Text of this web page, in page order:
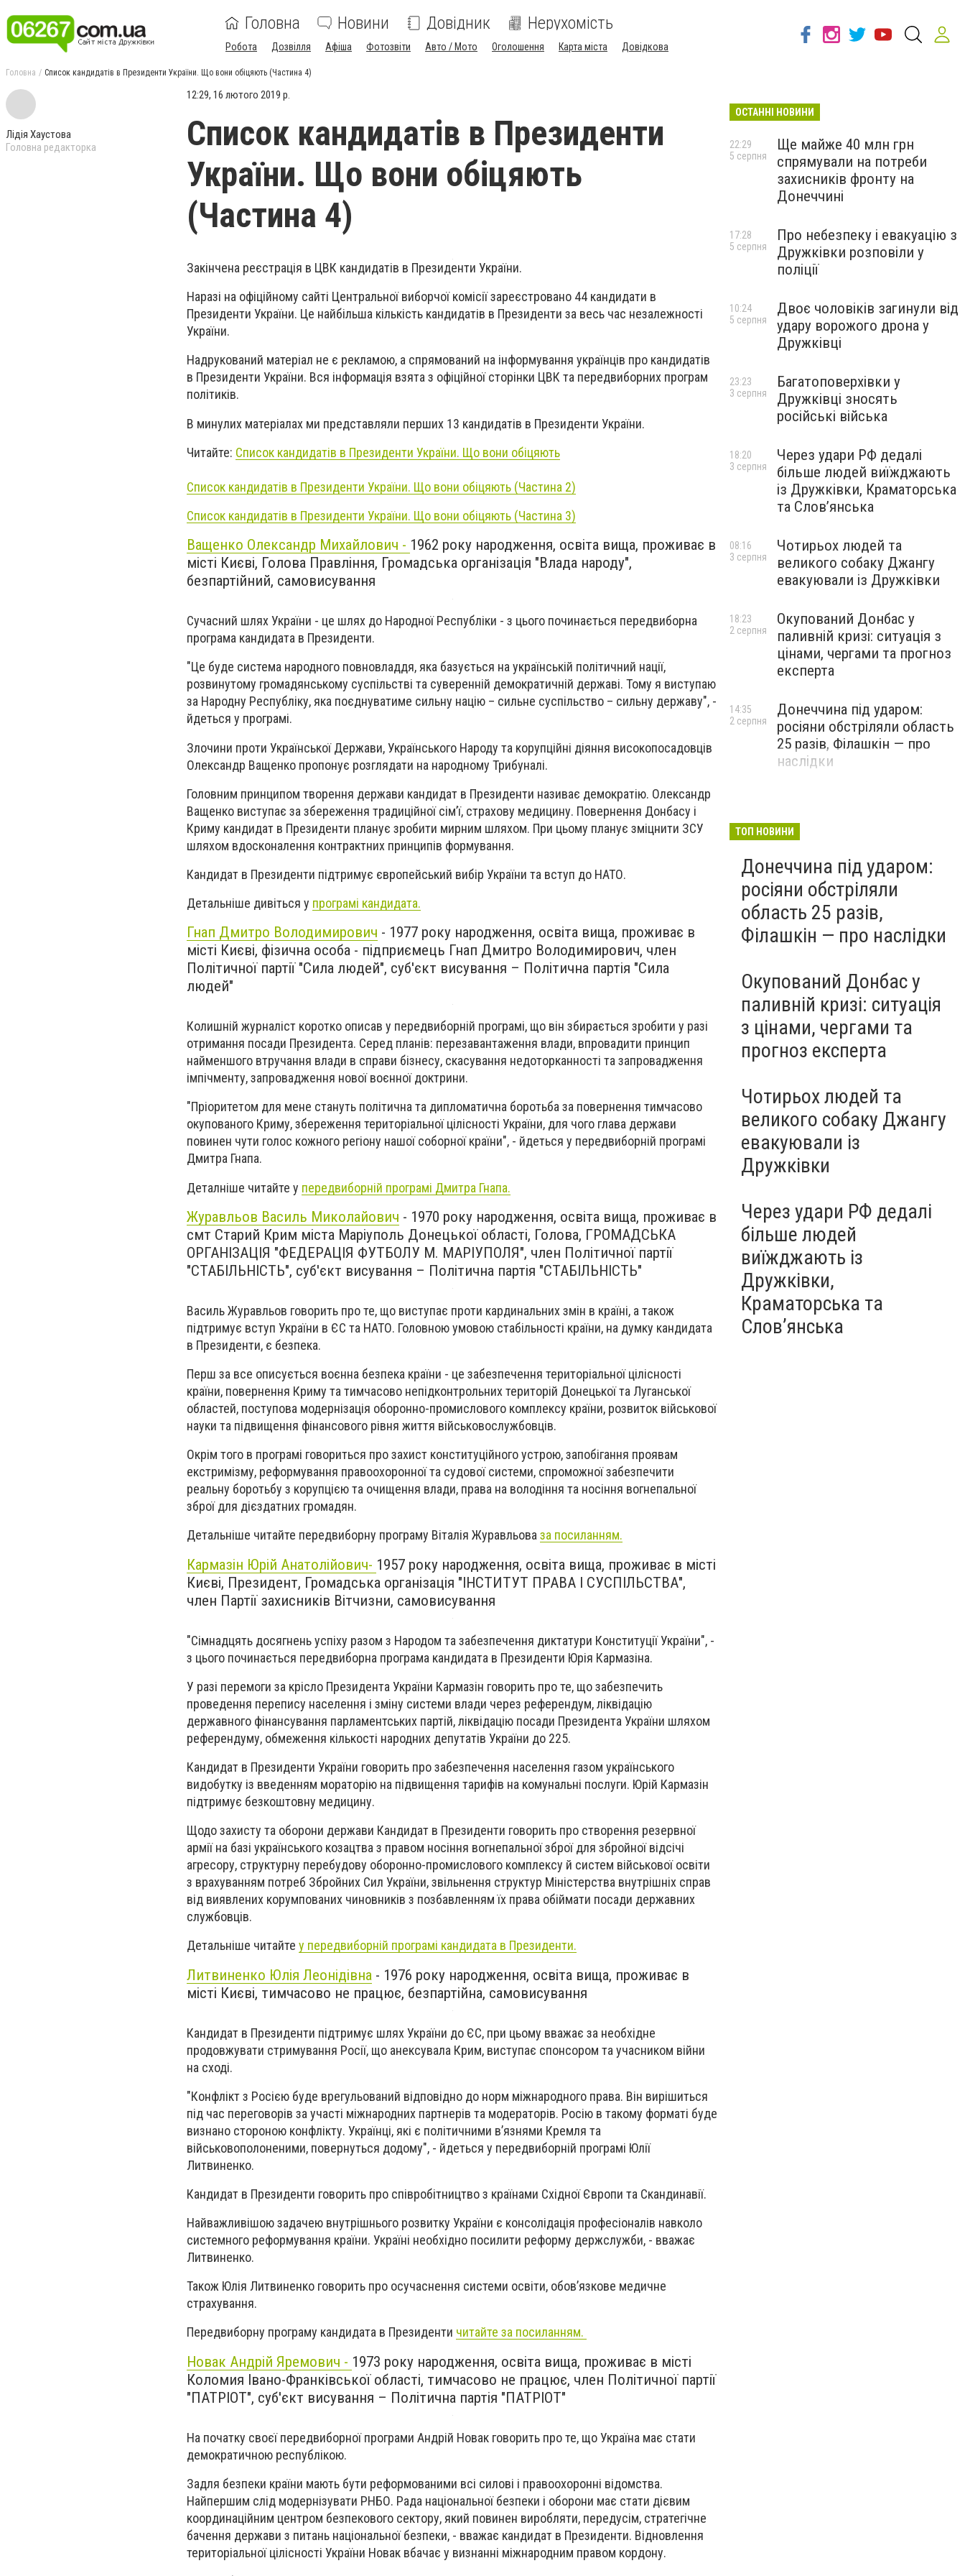
Головна Новини Довідник Нерухомість
Робота Дозвілля Афіша Фотозвіти Авто / Мото Оголошення Карта міста Довідкова
Головна Список кандидатів в Президенти України. Що вони обіцяють (Частина 4)
Лідія Хаустова
Головна редакторка
12:29, 16 лютого 2019 р.
Список кандидатів в Президенти
України. Що вони обіцяють
(Частина 4)
Закінчена реєстрація в ЦВК кандидатів в Президенти України.
Наразі на офіційному сайті Центральної виборчої комісії зареєстровано 44 кандидати в
Президенти України. Це найбільша кількість кандидатів в Президенти за весь час незалежності
України.
Надрукований матеріал не є рекламою, а спрямований на інформування українців про кандидатів
в Президенти України. Вся інформація взята з офіційної сторінки ЦВК та передвиборних програм
політиків.
В минулих матеріалах ми представляли перших 13 кандидатів в Президенти України.
Читайте: Список кандидатів в Президенти України. Що вони обіцяють
Список кандидатів в Президенти України. Що вони обіцяють (Частина 2)
Список кандидатів в Президенти України. Що вони обіцяють (Частина 3)
Ващенко Олександр Михайлович - 1962 року народження, освіта вища, проживає в
місті Києві, Голова Правління, Громадська організація "Влада народу",
безпартійний, cамовисування
Сучасний шлях України - це шлях до Народної Республіки - з цього починається передвиборна
програма кандидата в Президенти.
"Це буде система народного повновладдя, яка базується на українській політичний нації,
розвинутому громадянському суспільстві та суверенній демократичній державі. Тому я виступаю
за Народну Республіку, яка поєднуватиме сильну націю – сильне суспільство – сильну державу", -
йдеться у програмі.
Злочини проти Української Держави, Українського Народу та корупційні діяння високопосадовців
Олександр Ващенко пропонує розглядати на народному Трибуналі.
Головним принципом творення держави кандидат в Президенти називає демократію. Олександр
Ващенко виступає за збереження традиційної сім’ї, страхову медицину. Повернення Донбасу і
Криму кандидат в Президенти планує зробити мирним шляхом. При цьому планує зміцнити ЗСУ
шляхом вдосконалення контрактних принципів формування.
Кандидат в Президенти підтримує європейський вибір України та вступ до НАТО.
Детальніше дивіться у програмі кандидата.
Гнап Дмитро Володимирович - 1977 року народження, освіта вища, проживає в
місті Києві, фізична особа - підприємець Гнап Дмитро Володимирович, член
Політичної партії "Сила людей", суб'єкт висування – Політична партія "Сила
людей"
Колишній журналіст коротко описав у передвиборній програмі, що він збирається зробити у разі
отримання посади Президента. Серед планів: перезавантаження влади, впровадити принцип
найменшого втручання влади в справи бізнесу, скасування недоторканності та запровадження
імпічменту, запровадження нової воєнної доктрини.
"Пріоритетом для мене стануть політична та дипломатична боротьба за повернення тимчасово
окупованого Криму, збереження територіальної цілісності України, для чого глава держави
повинен чути голос кожного регіону нашої соборної країни", - йдеться у передвиборній програмі
Дмитра Гнапа.
Деталніше читайте у передвиборній програмі Дмитра Гнапа.
Журавльов Василь Миколайович - 1970 року народження, освіта вища, проживає в
смт Старий Крим міста Маріуполь Донецької області, Голова, ГРОМАДСЬКА
ОРГАНІЗАЦІЯ "ФЕДЕРАЦІЯ ФУТБОЛУ М. МАРІУПОЛЯ", член Політичної партії
"СТАБІЛЬНІСТЬ", суб'єкт висування – Політична партія "СТАБІЛЬНІСТЬ"
Василь Журавльов говорить про те, що виступає проти кардинальних змін в країні, а також
підтримує вступ України в ЄС та НАТО. Головною умовою стабільності країни, на думку кандидата
в Президенти, є безпека.
Перш за все описується воєнна безпека країни - це забезпечення територіальної цілісності
країни, повернення Криму та тимчасово непідконтрольних територій Донецької та Луганської
областей, поступова модернізація оборонно-промислового комплексу країни, розвиток військової
науки та підвищення фінансового рівня життя військовослужбовців.
Окрім того в програмі говориться про захист конституційного устрою, запобігання проявам
екстримізму, реформування правоохоронної та судової системи, спроможної забезпечити
реальну боротьбу з корупцією та очищення влади, права на володіння та носіння вогнепальної
зброї для дієздатних громадян.
Детальніше читайте передвиборну програму Віталія Журавльоваза посиланням.
Кармазін Юрій Анатолійович- 1957 року народження, освіта вища, проживає в місті
Києві, Президент, Громадська організація "ІНСТИТУТ ПРАВА І СУСПІЛЬСТВА",
член Партії захисників Вітчизни, cамовисування
"Сімнадцять досягнень успіху разом з Народом та забезпечення диктатури Конституції України", -
з цього починається передвиборна програма кандидата в Президенти Юрія Кармазіна.
У разі перемоги за крісло Президента України Кармазін говорить про те, що забезпечить
проведення перепису населення і зміну системи влади через референдум, ліквідацію
державного фінансування парламентських партій, ліквідацію посади Президента України шляхом
референдуму, обмеження кількості народних депутатів України до 225.
Кандидат в Президенти України говорить про забезпечення населення газом українського
видобутку із введенням мораторію на підвищення тарифів на комунальні послуги. Юрій Кармазін
підтримує безкоштовну медицину.
Щодо захисту та оборони держави Кандидат в Президенти говорить про створення резервної
армії на базі українського козацтва з правом носіння вогнепальної зброї для збройної відсічі
агресору, структурну перебудову оборонно-промислового комплексу й систем військової освіти
з врахуванням потреб Збройних Сил України, звільнення структур Міністерства внутрішніх справ
від виявлених корумпованих чиновників з позбавленням їх права обіймати посади державних
службовців.
Детальніше читайте у передвиборній програмі кандидата в Президенти.
Литвиненко Юлія Леонідівна - 1976 року народження, освіта вища, проживає в
місті Києві, тимчасово не працює, безпартійна, cамовисування
Кандидат в Президенти підтримує шлях України до ЄС, при цьому вважає за необхідне
продовжувати стримування Росії, що анексувала Крим, виступає спонсором та учасником війни
на сході.
"Конфлікт з Росією буде врегульований відповідно до норм міжнародного права. Він вирішиться
під час переговорів за участі міжнародних партнерів та модераторів. Росію в такому форматі буде
визнано стороною конфлікту. Українці, які є політичними в’язнями Кремля та
військовополоненими, повернуться додому", - йдеться у передвиборній програмі Юлії
Литвиненко.
Кандидат в Президенти говорить про співробітництво з країнами Східної Європи та Скандинавії.
Найважливішою задачею внутрішнього розвитку України є консолідація професіоналів навколо
системного реформування країни. Україні необхідно посилити реформу держслужби, - вважає
Литвиненко.
Також Юлія Литвиненко говорить про осучаснення системи освіти, обов’язкове медичне
страхування.
Передвиборну програму кандидата в Президенти читайте за посиланням.
Новак Андрій Яремович - 1973 року народження, освіта вища, проживає в місті
Коломия Івано-Франківської області, тимчасово не працює, член Політичної партії
"ПАТРІОТ", суб'єкт висування – Політична партія "ПАТРІОТ"
На початку своєї передвиборної програми Андрій Новак говорить про те, що Україна має стати
демократичною республікою.
Задля безпеки країни мають бути реформованими всі силові і правоохоронні відомства.
Найпершим слід модернізувати РНБО. Рада національної безпеки і оборони має стати дієвим
координаційним центром безпекового сектору, який повинен виробляти, передусім, стратегічне
бачення держави з питань національної безпеки, - вважає кандидат в Президенти. Відновлення
територіальної цілісності України Новак вбачає у визнанні міжнародним правом кордону.
ОСТАННІ НОВИНИ
Ще майже 40 млн грн
спрямували на потреби
захисників фронту на
Донеччині
22:29
5 серпня
Про небезпеку і евакуацію з
Дружківки розповіли у
поліції
17:28
5 серпня
Двоє чоловіків загинули від
удару ворожого дрона у
Дружківці
10:24
5 серпня
Багатоповерхівки у
Дружківці зносять
російські війська
23:23
3 серпня
Через удари РФ дедалі
більше людей виїжджають
із Дружківки, Краматорська
та Слов’янська
18:20
3 серпня
Чотирьох людей та
великого собаку Джангу
евакуювали із Дружківки
08:16
3 серпня
Окупований Донбас у
паливній кризі: ситуація з
цінами, чергами та прогноз
експерта
18:23
2 серпня
Донеччина під ударом:
росіяни обстріляли область
25 разів, Філашкін — про
наслідки
14:35
2 серпня
ТОП НОВИНИ
Донеччина під ударом:
росіяни обстріляли
область 25 разів,
Філашкін — про наслідки
Окупований Донбас у
паливній кризі: ситуація
з цінами, чергами та
прогноз експерта
Чотирьох людей та
великого собаку Джангу
евакуювали із
Дружківки
Через удари РФ дедалі
більше людей
виїжджають із
Дружківки,
Краматорська та
Слов’янська